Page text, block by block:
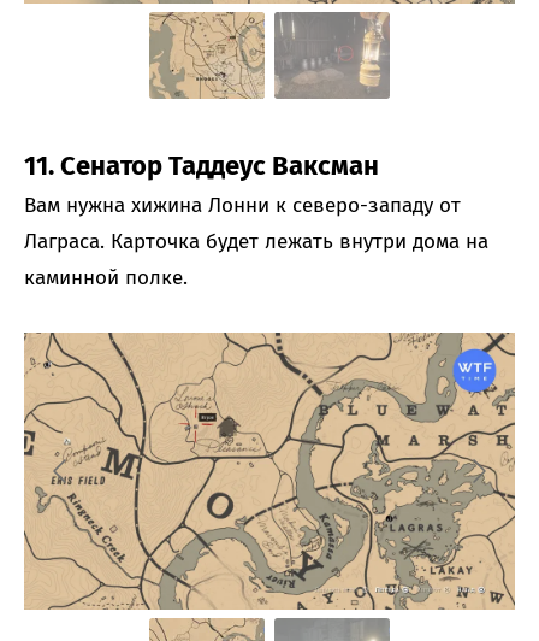
11. Сенатор Таддеус Ваксман
Вам нужна хижина Лонни к северо-западу от
Лаграса. Карточка будет лежать внутри дома на
каминной полке.